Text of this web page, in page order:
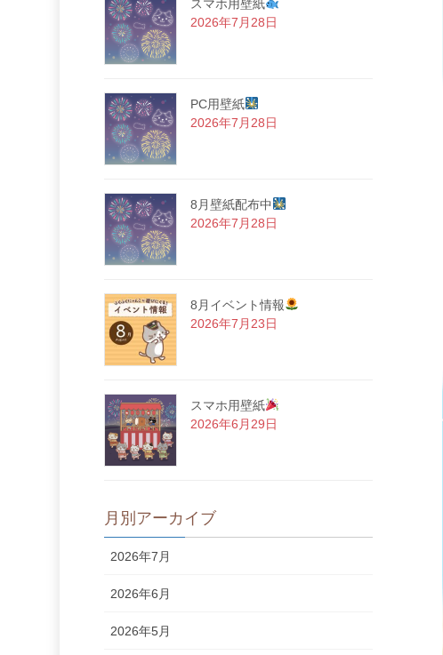
スマホ用壁紙
2026年7月28日
PC用壁紙
2026年7月28日
8月壁紙配布中
2026年7月28日
8月イベント情報
2026年7月23日
スマホ用壁紙
2026年6月29日
月別アーカイブ
2026年7月
2026年6月
2026年5月